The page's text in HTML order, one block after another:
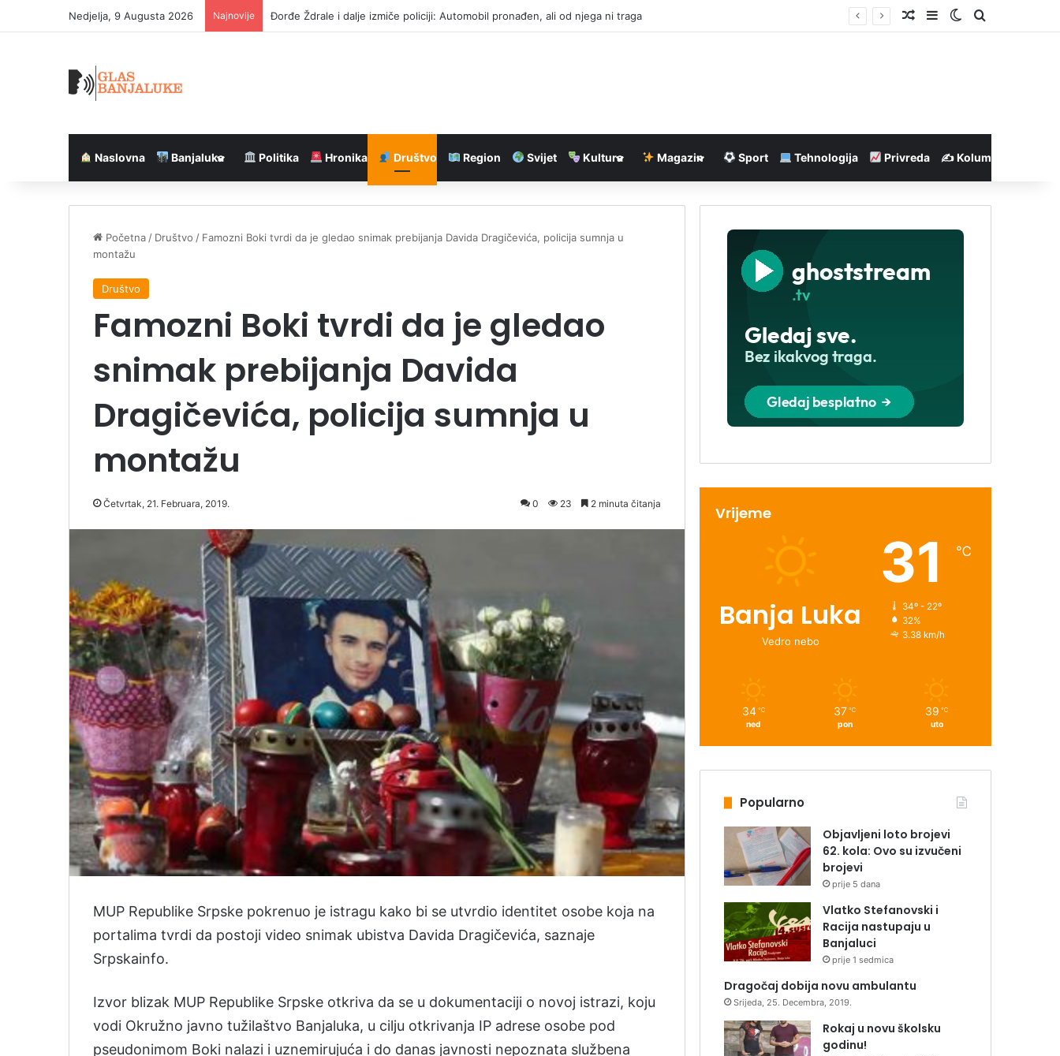
Nedjelja, 9 Augusta 2026 Najnovije Koncept „Romanijske kuće“ za okupljanje poljoprivrednika regije i zaštitu proizvoda Nasumičan članak
SidebarSwitch skin
Pretraga
Naslovna Banjaluka Politika Hronika Društvo Region Svijet Kultura Magazin Sport Tehnologija Privreda ✍️ Kolumne
Početna / Društvo / Famozni Boki tvrdi da je gledao snimak prebijanja Davida Dragičevića, policija sumnja u
montažu
Društvo
Famozni Boki tvrdi da je gledao
snimak prebijanja Davida
Dragičevića, policija sumnja u
montažu
Četvrtak, 21. Februara, 2019. 0 23 2 minuta čitanja
MUP Republike Srpske pokrenuo je istragu kako bi se utvrdio identitet osobe koja na
portalima tvrdi da postoji video snimak ubistva Davida Dragičevića, saznaje
Srpskainfo.
Izvor blizak MUP Republike Srpske otkriva da se u dokumentaciji o novoj istrazi, koju
vodi Okružno javno tužilaštvo Banjaluka, u cilju otkrivanja IP adrese osobe pod
pseudonimom Boki nalazi i uznemirujuća i do danas javnosti nepoznata službena
Vrijeme
Banja Luka
Vedro nebo
31 ℃
34º - 22º
32%
3.38 km/h
34 ℃
ned
37 ℃
pon
39 ℃
uto
Popularno
Objavljeni loto brojevi
62. kola: Ovo su izvučeni
brojevi
prije 5 dana
Vlatko Stefanovski i
Racija nastupaju u
Banjaluci
prije 1 sedmica
Dragočaj dobija novu ambulantu
Srijeda, 25. Decembra, 2019.
Rokaj u novu školsku
godinu!